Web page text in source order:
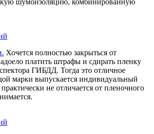
шумоизоляцию, комбинированную
Хочется полностью закрыться от
платить штрафы и сдирать пленку
ГИБДД. Тогда это отличное
марки выпускается индивидуальный
не отличается от пленочного